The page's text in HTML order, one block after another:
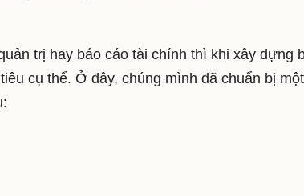
trị hay báo cáo tài chính thì khi xây dựng
cụ thể. Ở đây, chúng mình đã chuẩn bị